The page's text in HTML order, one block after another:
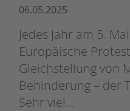
06.05.2025
Jedes Jahr am 5.
Europäische
Gleichstellung von
Behinderung – der
Sehr viel…